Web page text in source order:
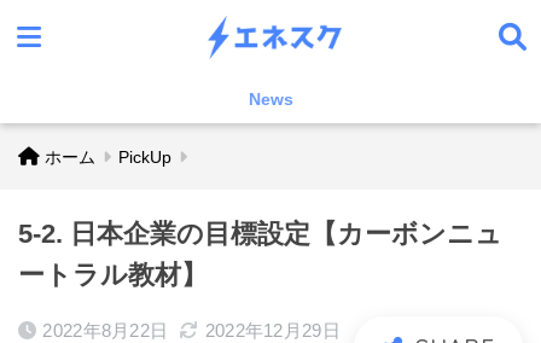
News
ホーム PickUp
5-2. 日本企業の目標設定【カーボンニュ
ートラル教材】
2022年8月22日 2022年12月29日